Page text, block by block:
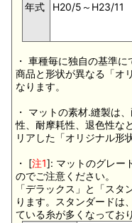
年式
H20/5～H23/11
・ 車種毎に独自の基準
商品と形状が異なる「オ
なります。
・ マットの素材.縫製は
性、耐摩耗性、退色性な
リアした「オリジナル形
・ [注1]: マットのグレー
のでご注意ください。
「デラックス」と「ス
ります。スタンダードは
ている糸が多くなってお